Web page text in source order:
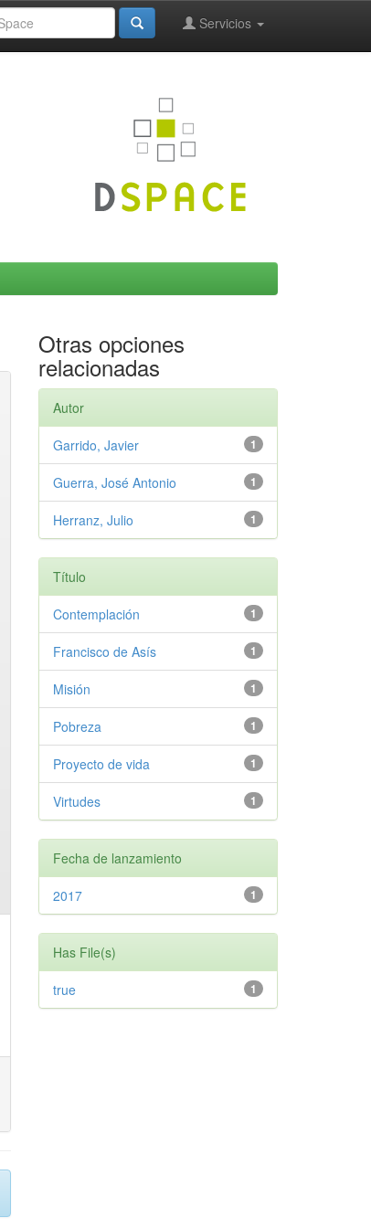
Servicios
Otras opciones
relacionadas
Autor
1
Garrido, Javier
1
Guerra, José Antonio
1
Herranz, Julio
Título
1
Contemplación
1
Francisco de Asís
1
Misión
1
Pobreza
1
Proyecto de vida
1
Virtudes
Fecha de lanzamiento
1
2017
Has File(s)
1
true